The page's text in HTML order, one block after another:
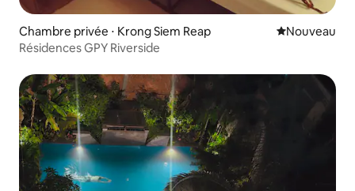
Chambre privée ⋅ Krong Siem Reap Nouvel
Nouveau
Résidences GPY Riverside